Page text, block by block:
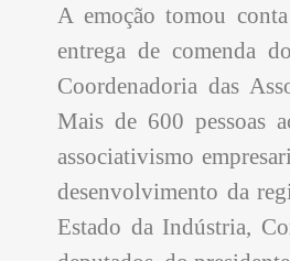
A emoção tomou
entrega de comenda
Coordenadoria das
Mais de 600 pessoas
associativismo
desenvolvimento da
Estado da Indústria,